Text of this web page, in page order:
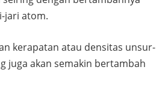
jari atom.
kerapatan atau densitas unsur-
juga akan semakin bertambah